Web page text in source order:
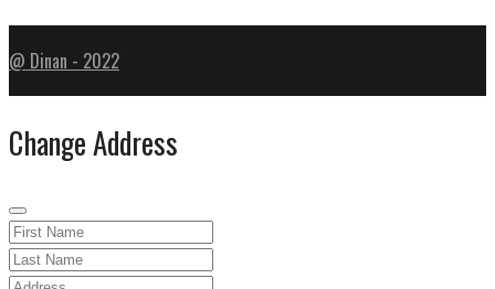
@ Dinan - 2022
Change Address